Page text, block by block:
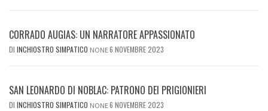
CORRADO AUGIAS: UN NARRATORE APPASSIONATO
DI INCHIOSTRO SIMPATICO NONE6 NOVEMBRE 2023
SAN LEONARDO DI NOBLAC: PATRONO DEI PRIGIONIERI
DI INCHIOSTRO SIMPATICO NONE6 NOVEMBRE 2023